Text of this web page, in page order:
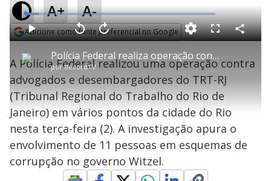
A+ A-
Adicione como fonte preferencial no Google
P
l
a
y
Polícia Federal realiza operação contra magistrados no Rio
porRecordTV
P V
a
r
1
0
e
g
n
d
s
A
n
ç
a
1
e
u
n
d
o
s
L
o
a
d
e
6
.
9
3
%
F
l
s
c
e
n
C
o
a
r
A Polícia Federal realizou uma operação contra
advogados e desembargadores do TRT-RJ
(Tribunal Regional do Trabalho do Rio de
Janeiro) em vários pontos da cidade do Rio
nesta terça-feira (2). A investigação apura o
envolvimento de 11 pessoas em esquemas de
corrupção no governo Witzel.